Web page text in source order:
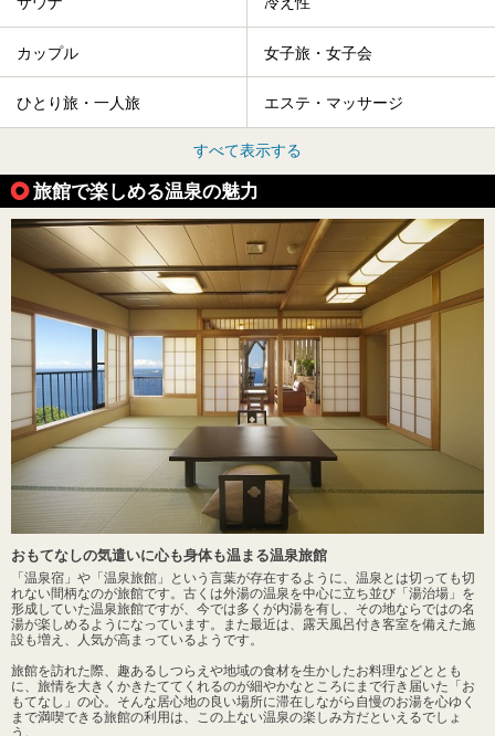
カップル 女子旅・女子会
ひとり旅・一人旅 エステ・マッサージ
すべて表示する
旅館で楽しめる温泉の魅力
おもてなしの気遣いに心も身体も温まる温泉旅館
「温泉宿」や「温泉旅館」という言葉が存在するように、温泉とは切っても切
れない間柄なのが旅館です。古くは外湯の温泉を中心に立ち並び「湯治場」を
形成していた温泉旅館ですが、今では多くが内湯を有し、その地ならではの名
湯が楽しめるようになっています。また最近は、露天風呂付き客室を備えた施
設も増え、人気が高まっているようです。
旅館を訪れた際、趣あるしつらえや地域の食材を生かしたお料理などととも
に、旅情を大きくかきたててくれるのが細やかなところにまで行き届いた「お
もてなし」の心。そんな居心地の良い場所に滞在しながら自慢のお湯を心ゆく
まで満喫できる旅館の利用は、この上ない温泉の楽しみ方だといえるでしょ
う。